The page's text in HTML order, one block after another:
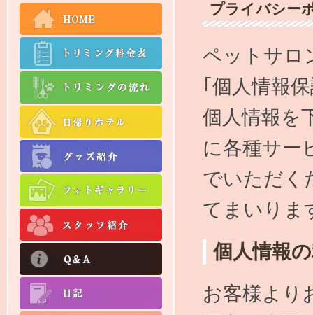
プライバシー
ペットサロ
｢個人情報
個人情報を
に各種サー
でいただく
てまいりま
個人情報
お客様より